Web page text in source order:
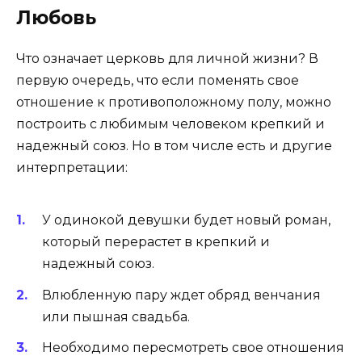
Любовь
Что означает церковь для личной жизни? В
первую очередь, что если поменять свое
отношение к противоположному полу, можно
построить с любимым человеком крепкий и
надежный союз. Но в том числе есть и другие
интерпретации:
У одинокой девушки будет новый роман,
который перерастет в крепкий и
надежный союз.
Влюбленную пару ждет обряд венчания
или пышная свадьба.
Необходимо пересмотреть свое отношения